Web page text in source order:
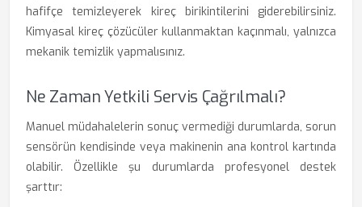
hafifçe temizleyerek kireç birikintilerini giderebilirsiniz.
Kimyasal kireç çözücüler kullanmaktan kaçınmalı, yalnızca
mekanik temizlik yapmalısınız.
Ne Zaman Yetkili Servis Çağrılmalı?
Manuel müdahalelerin sonuç vermediği durumlarda, sorun
sensörün kendisinde veya makinenin ana kontrol kartında
olabilir. Özellikle şu durumlarda profesyonel destek
şarttır: